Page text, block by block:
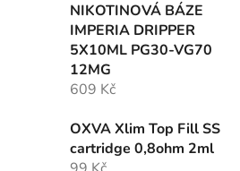
NIKOTINOVÁ BÁZE
IMPERIA DRIPPER
5X10ML PG30-VG70
12MG
609 Kč
OXVA Xlim Top Fill SS
cartridge 0,8ohm 2ml